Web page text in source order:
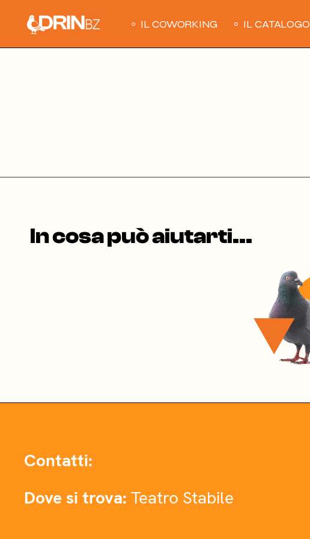
content
IL COWORKING IL CATALOGO
In cosa può aiutarti...
Contatti:
Dove si trova: Teatro Stabile